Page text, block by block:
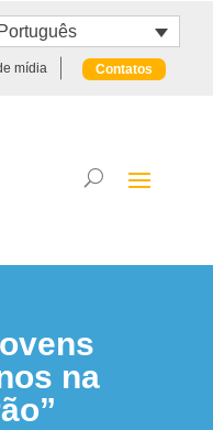
Português
mídia Contatos
na